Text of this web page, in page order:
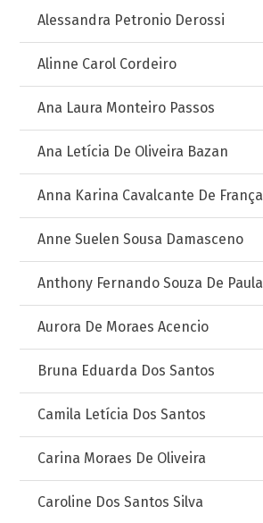
Alessandra Petronio Derossi
Alinne Carol Cordeiro
Ana Laura Monteiro Passos
Ana Letícia De Oliveira Bazan
Anna Karina Cavalcante De França
Anne Suelen Sousa Damasceno
Anthony Fernando Souza De Paula
Aurora De Moraes Acencio
Bruna Eduarda Dos Santos
Camila Letícia Dos Santos
Carina Moraes De Oliveira
Caroline Dos Santos Silva